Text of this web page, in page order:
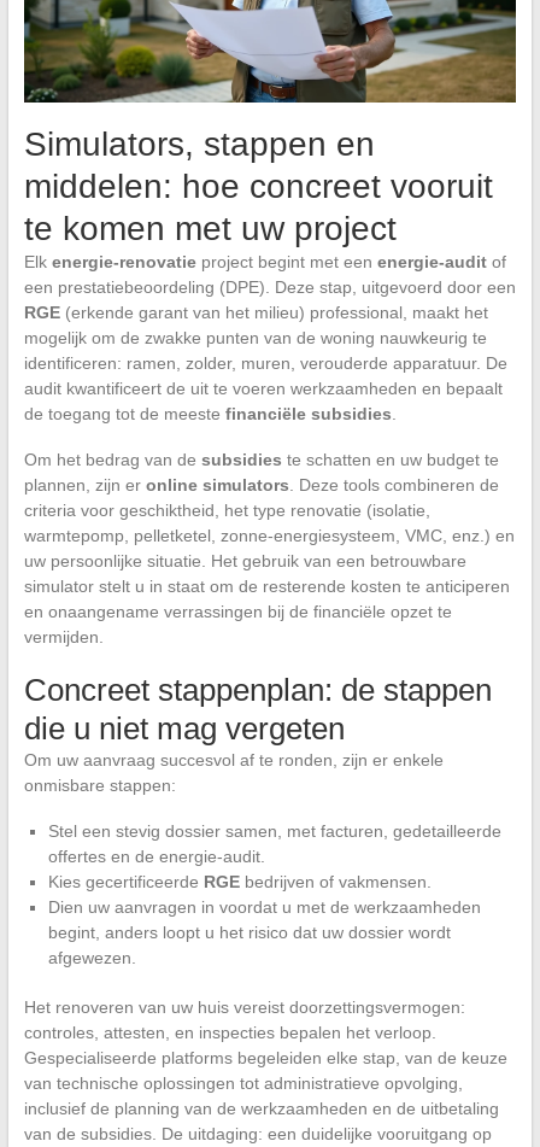
Simulators, stappen en
middelen: hoe concreet vooruit
te komen met uw project
Elk energie-renovatieproject begint met een energie-auditof
een prestatiebeoordeling (DPE). Deze stap, uitgevoerd door een
RGE(erkende garant van het milieu) professional, maakt het
mogelijk om de zwakke punten van de woning nauwkeurig te
identificeren: ramen, zolder, muren, verouderde apparatuur. De
audit kwantificeert de uit te voeren werkzaamheden en bepaalt
de toegang tot de meeste financiële subsidies
Om het bedrag van de subsidies te schatten en uw budget te
plannen, zijn er online simulators . Deze tools combineren de
criteria voor geschiktheid, het type renovatie (isolatie,
warmtepomp, pelletketel, zonne-energiesysteem, VMC, enz.) en
uw persoonlijke situatie. Het gebruik van een betrouwbare
simulator stelt u in staat om de resterende kosten te anticiperen
en onaangename verrassingen bij de financiële opzet te
vermijden.
Concreet stappenplan: de stappen
die u niet mag vergeten
Om uw aanvraag succesvol af te ronden, zijn er enkele
onmisbare stappen:
Stel een stevig dossier samen, met facturen, gedetailleerde
offertes en de energie-audit.
Kies gecertificeerde RGEbedrijven of vakmensen.
Dien uw aanvragen in voordat u met de werkzaamheden
begint, anders loopt u het risico dat uw dossier wordt
afgewezen.
Het renoveren van uw huis vereist doorzettingsvermogen:
controles, attesten, en inspecties bepalen het verloop.
Gespecialiseerde platforms begeleiden elke stap, van de keuze
van technische oplossingen tot administratieve opvolging,
inclusief de planning van de werkzaamheden en de uitbetaling
van de subsidies. De uitdaging: een duidelijke vooruitgang op